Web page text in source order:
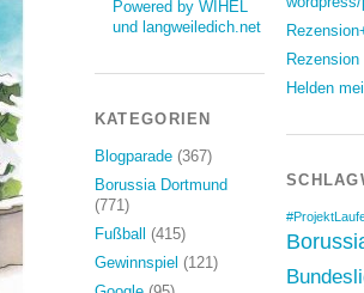
Powered by WIHEL
und langweiledich.net
KATEGORIEN
Blogparade(367)
Borussia Dortmund
(771)
Fußball
(415)
Gewinnspiel (121)
Helden